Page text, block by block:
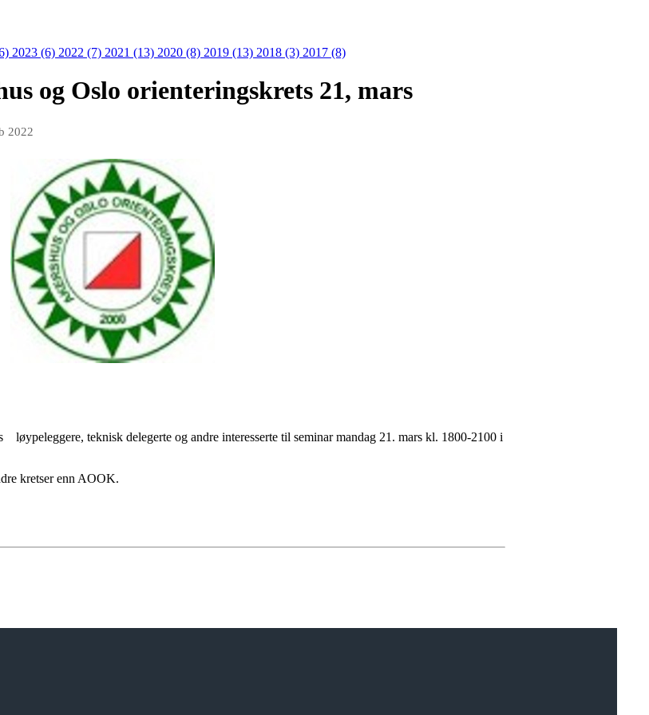
2023 (6) 2022 (7) 2021 (13) 2020 (8) 2019 (13) 2018 (3) 2017 (8)
og Oslo orienteringskrets 21, mars
2022
løypeleggere, teknisk delegerte og andre interesserte til seminar mandag 21. mars kl. 1800-2100 i
kretser enn AOOK.